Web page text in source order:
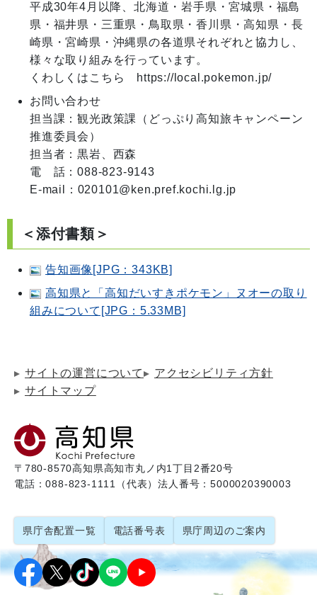
平成30年4月以降、北海道・岩手県・宮城県・福島
県・福井県・三重県・鳥取県・香川県・高知県・長
崎県・宮崎県・沖縄県の各道県それぞれと協力し、
様々な取り組みを行っています。
お問い合わせ
担当課：観光政策課（どっぷり高知旅キャンペーン
推進委員会）
担当者：黒岩、西森
電　話：088-823-9143
E-mail：020101@ken.pref.kochi.lg.jp
＜添付書類＞
告知画像[JPG：343KB]
高知県と「高知だいすきポケモン」ヌオーの取り
組みについて[JPG：5.33MB]
サイトの運営について
アクセシビリティ方針
サイトマップ
〒780-8570高知県高知市丸ノ内1丁目2番20号
電話：088-823-1111（代表）法人番号：5000020390003
県庁舎配置一覧 電話番号表 県庁周辺のご案内